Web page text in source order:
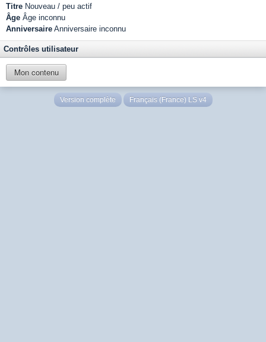
Titre Nouveau / peu actif
Âge Âge inconnu
Anniversaire Anniversaire inconnu
Contrôles utilisateur
Mon contenu
Version complète Français (France) LS v4